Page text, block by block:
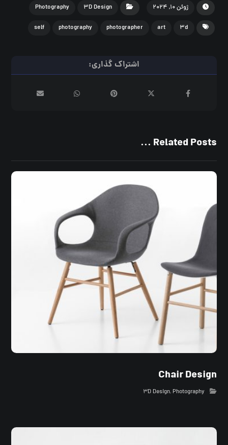
ژوئن ۱۰, ۲۰۲۴ ۳D Design Photography
۳d art
photographer
photography
self
Related Posts ...
Chair Design
۳D Design, Photography